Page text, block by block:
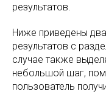
результатов.
Ниже приведены
результатов с
случае также
небольшой шаг,
пользователь